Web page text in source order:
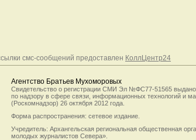
смс-сообщений предоставлен КоллЦентр24
Агентство Братьев Мухоморовых
Свидетельство о регистрации СМИ Эл №ФС77-51565
по надзору в сфере связи, информационных технологий и
(Роскомнадзор) 26 октября 2012 года.
Форма распространения: сетевое издание.
Учредитель: Архангельская региональная общественная
молодых журналистов Севера».